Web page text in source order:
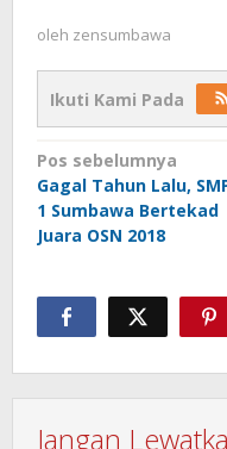
oleh zensumbawa
Ikuti Kami Pada
Navigasi
pos
Pos sebelumnya
Gagal Tahun Lalu,
1 Sumbawa Bertekad
Juara OSN 2018
Jangan